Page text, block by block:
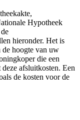
Hypotheek
hieronder. Het is
de hoogte van uw
die een
afsluitkosten. Een
de kosten voor de